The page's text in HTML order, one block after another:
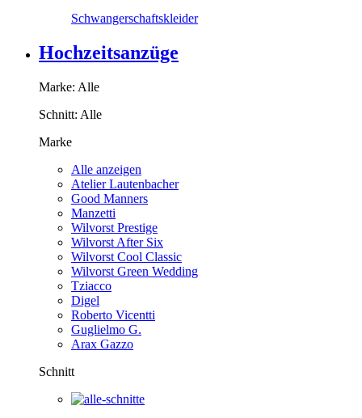
Schwangerschaftskleider
Hochzeitsanzüge
Marke: Alle
Schnitt: Alle
Marke
Alle anzeigen
Atelier Lautenbacher
Good Manners
Manzetti
Wilvorst Prestige
Wilvorst After Six
Wilvorst Cool Classic
Wilvorst Green Wedding
Tziacco
Digel
Roberto Vicentti
Guglielmo G.
Arax Gazzo
Schnitt